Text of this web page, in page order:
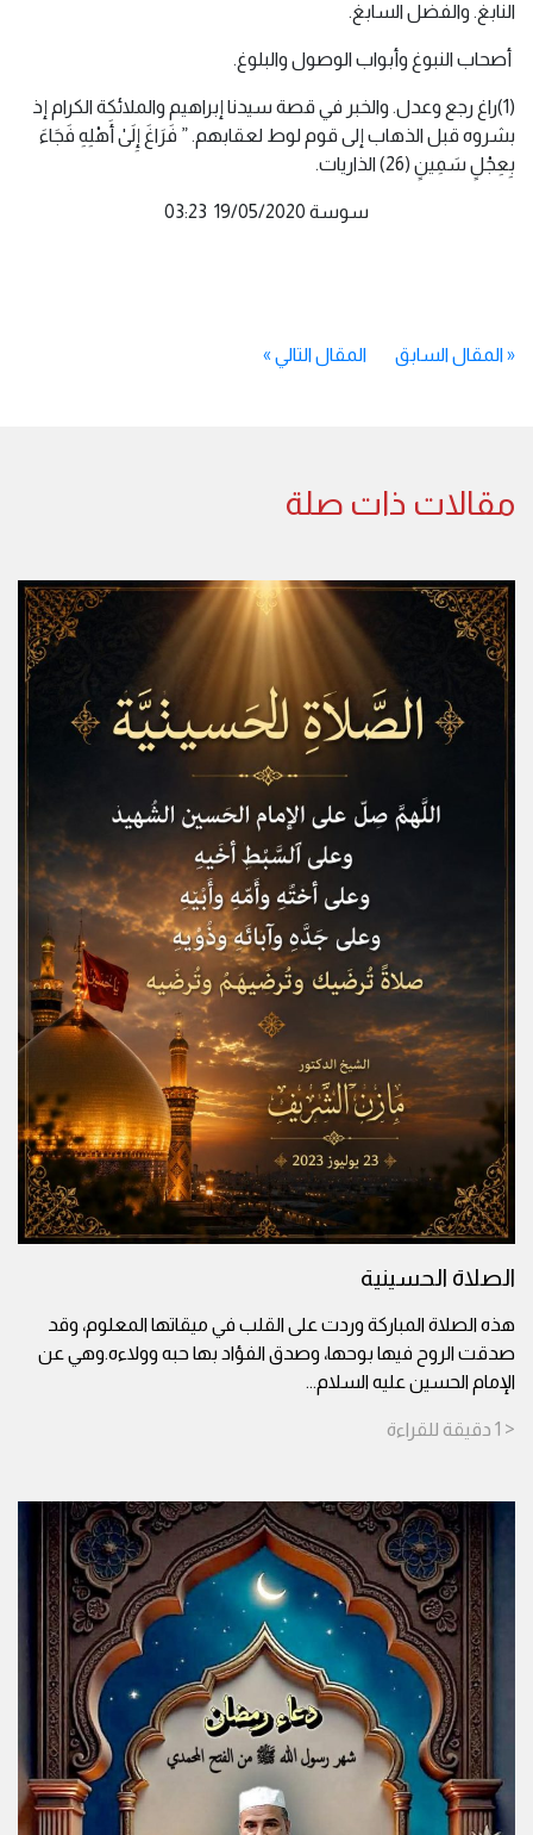
النابغ. والفضل السابغ.
أصحاب النبوغ وأبواب الوصول والبلوغ.
(1)راغ رجع وعدل. والخبر في قصة سيدنا إبراهيم والملائكة الكرام إذ
بشروه قبل الذهاب إلى قوم لوط لعقابهم. ” فَرَاغَ إِلَىٰ أَهْلِهِ فَجَاءَ
بِعِجْلٍ سَمِينٍ (26) الذاريات.
سوسة 19/05/2020 03:23
«المقال السابق المقال التالي »
مقالات ذات صلة
الصلاة الحسينية
هذه الصلاة المباركة وردت على القلب في ميقاتها المعلوم، وقد
صدقت الروح فيها بوحها، وصدق الفؤاد بها حبه وولاءه.وهي عن
الإمام الحسين عليه السلام...
< 1 دقيقة للقراءة